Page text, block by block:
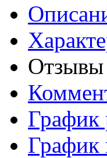
Отзывы
График
График